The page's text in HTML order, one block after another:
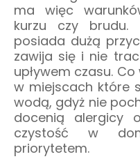
ma więc
kurzu czy brudu.
posiada dużą
zawija się i nie
upływem czasu.
w miejscach które
wodą, gdyż nie
docenią alergicy
czystość w
priorytetem.